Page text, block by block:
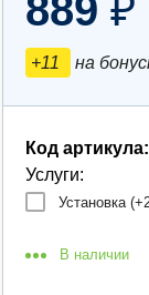
889 ₽
+11 на
Код артикула:
Услуги:
Установка (+
В наличии